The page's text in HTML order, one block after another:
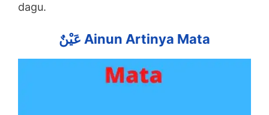
dagu.
عَيْنٌ Ainun Artinya Mata